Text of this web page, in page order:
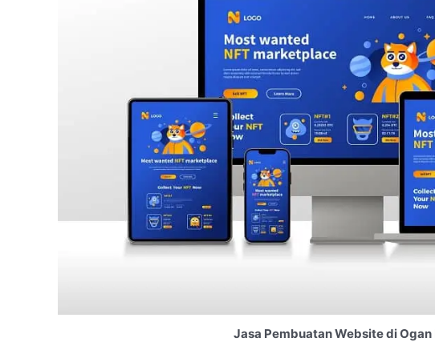
Jasa Pembuatan Website di Ogan